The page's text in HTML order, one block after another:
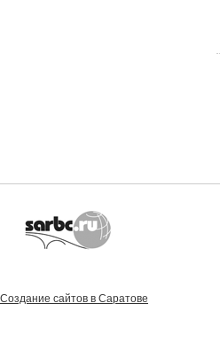
Создание сайтов в Саратове